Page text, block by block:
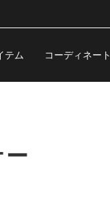
テム コーディネート